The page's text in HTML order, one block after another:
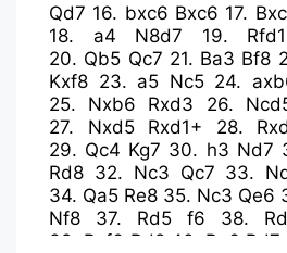
Qd7 16. bxc6 Bxc6 17.
18. a4 N8d7 19. Rfd1
20. Qb5 Qc7 21. Ba3 Bf8
Kxf8 23. a5 Nc5 24.
25. Nxb6 Rxd3 26.
27. Nxd5 Rxd1+ 28.
29. Qc4 Kg7 30. h3 Nd7
Rd8 32. Nc3 Qc7 33.
34. Qa5 Re8 35. Nc3 Qe6
Nf8
37. Rd5 f6 38.
39. Rxf6 Rd8 40. Ra6 Rd7